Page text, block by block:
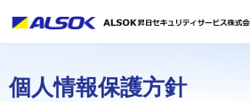
個人情報保護方針